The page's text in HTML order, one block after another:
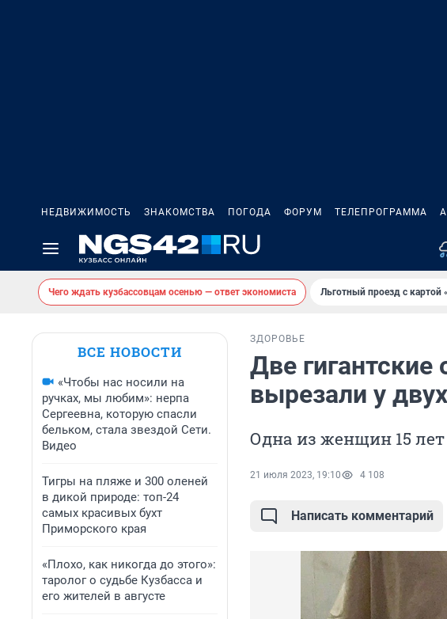
НЕДВИЖИМОСТЬ ЗНАКОМСТВА ПОГОДА ФОРУМ ТЕЛЕПРОГРАММА
Чего ждать кузбассовцам осенью — ответ экономиста Льготный проезд с картой
ВСЕ НОВОСТИ
«Чтобы нас носили на
ручках, мы любим»: нерпа
Сергеевна, которую спасли
бельком, стала звездой Сети.
Видео
Тигры на пляже и 300 оленей
в дикой природе: топ-24
самых красивых бухт
Приморского края
«Плохо, как никогда до этого»:
таролог о судьбе Кузбасса и
его жителей в августе
ЗДОРОВЬЕ
Две гигантские
вырезали у
Одна из женщин 15
21 июля 2023, 19:10 4 108
Написать комментарий